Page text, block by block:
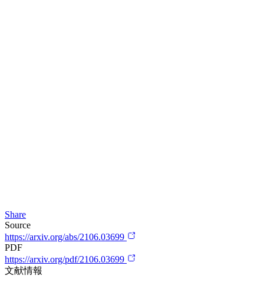
Share
Source
https://arxiv.org/abs/2106.03699
PDF
https://arxiv.org/pdf/2106.03699
文献情報